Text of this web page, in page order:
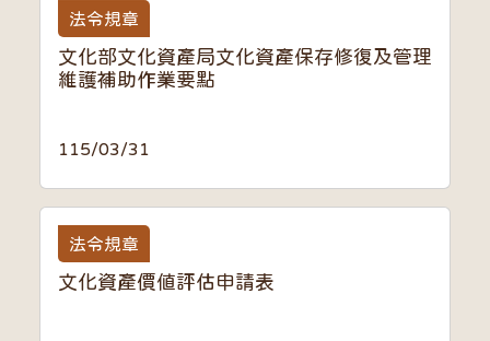
法令規章
文化部文化資產局文化資產保存修復及管理
維護補助作業要點
115/03/31
法令規章
文化資產價值評估申請表